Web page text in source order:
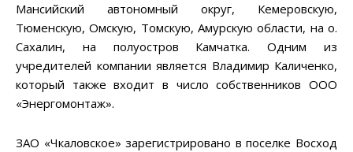
Мансийский автономный округ, Кемеровскую,
Тюменскую, Омскую, Томскую, Амурскую области, на о.
Сахалин, на полуостров Камчатка. Одним из
учредителей компании является Владимир Каличенко,
который также входит в число собственников ООО
«Энергомонтаж».
ЗАО «Чкаловское» зарегистрировано в поселке Восход